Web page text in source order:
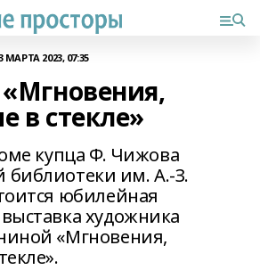
МАРТА 2023, 07:35
в стекле»
купца Ф. Чижова
библиотеки им. А.-З.
юбилейная
художника
«Мгновения,